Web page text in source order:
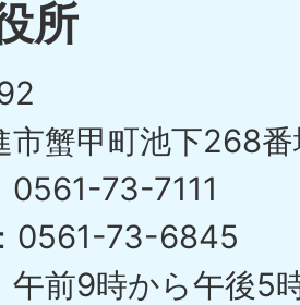
イ
の
ス
ラ
イ
ド
所
市蟹甲町池下268
0561-73-7111
0561-73-6845
午前9時から午後5